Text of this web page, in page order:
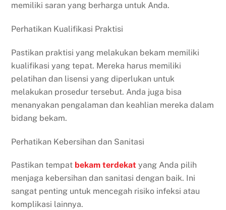
memiliki saran yang berharga untuk Anda.
Perhatikan Kualifikasi Praktisi
Pastikan praktisi yang melakukan bekam memiliki
kualifikasi yang tepat. Mereka harus memiliki
pelatihan dan lisensi yang diperlukan untuk
melakukan prosedur tersebut. Anda juga bisa
menanyakan pengalaman dan keahlian mereka dalam
bidang bekam.
Perhatikan Kebersihan dan Sanitasi
Pastikan tempat bekamterdekat yang Anda pilih
menjaga kebersihan dan sanitasi dengan baik. Ini
sangat penting untuk mencegah risiko infeksi atau
komplikasi lainnya.